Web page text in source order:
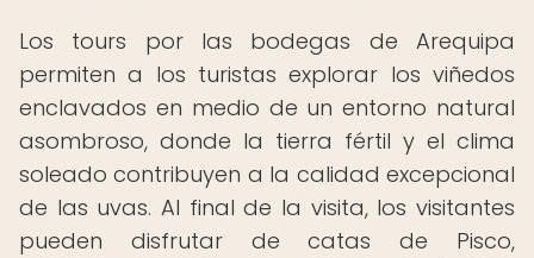
Los tours por las bodegas de Arequipa
permiten a los turistas explorar los viñedos
enclavados en medio de un entorno natural
asombroso, donde la tierra fértil y el clima
soleado contribuyen a la calidad excepcional
de las uvas. Al final de la visita, los visitantes
pueden disfrutar de catas de Pisco,